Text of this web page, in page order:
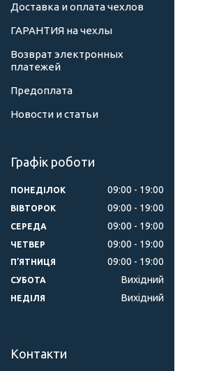
Доставка и оплата чехлов
ГАРАНТИЯ на чехлы
Возврат электронных
платежей
Предоплата
Новости и статьи
Графік роботи
ПОНЕДІЛОК 09:00 19:00
ВІВТОРОК 09:00 19:00
СЕРЕДА 09:00 19:00
ЧЕТВЕР 09:00 19:00
ПʼЯТНИЦЯ 09:00 19:00
СУБОТА Вихідний
НЕДІЛЯ Вихідний
Контакти